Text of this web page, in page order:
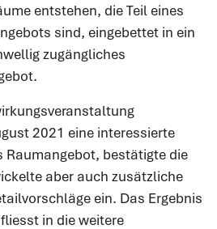
entstehen, die Teil eines
sind, eingebettet in ein
zugängliches
2021 eine interessierte
Raumangebot, bestätigte die
aber auch zusätzliche
ein. Das Ergebnis
in die weitere